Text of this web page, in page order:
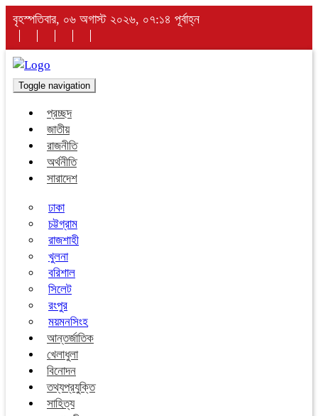
বৃহস্পতিবার, ০৬ অগাস্ট ২০২৬, ০৭:১৪ পূর্বাহ্ন
Toggle navigation
প্রচ্ছদ
জাতীয়
রাজনীতি
অর্থনীতি
সারাদেশ
ঢাকা
চট্টগ্রাম
রাজশাহী
খুলনা
বরিশাল
সিলেট
রংপুর
ময়মনসিংহ
আন্তর্জাতিক
খেলাধুলা
বিনোদন
তথ্যপ্রযুক্তি
সাহিত্য